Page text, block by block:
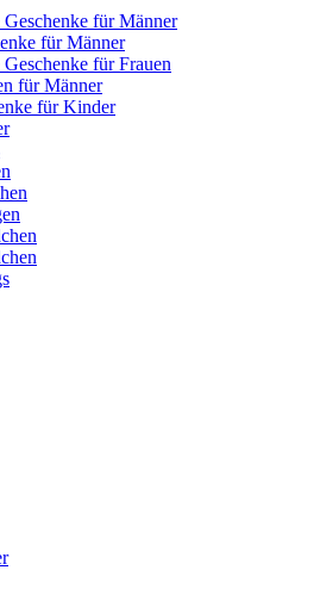
Geschenke für Männer
für Männer
für Frauen
für Männer
für Kinder